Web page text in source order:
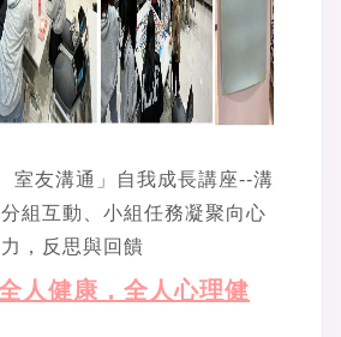
室友溝通」自我成長講座--溝
組互動、小組任務凝聚向心
力，反思與回饋
人健康，全人心理健